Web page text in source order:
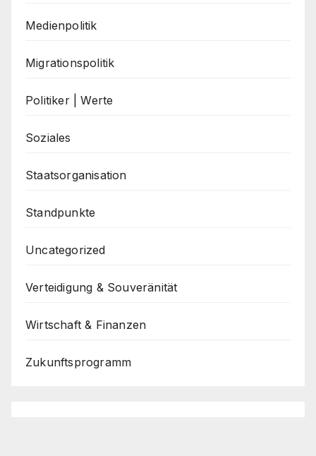
Medienpolitik
Migrationspolitik
Politiker | Werte
Soziales
Staatsorganisation
Standpunkte
Uncategorized
Verteidigung & Souveränität
Wirtschaft & Finanzen
Zukunftsprogramm